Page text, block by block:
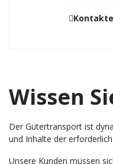
Kontakte
Wissen
Der Gütertransport ist
und Inhalte der
Unsere Kunden müssen